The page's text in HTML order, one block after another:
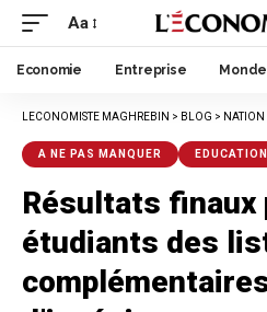
Aa
Economie Entreprise Monde
LECONOMISTE MAGHREBIN > BLOG > NATION
A NE PAS MANQUER EDUCATION
Résultats finaux
étudiants des